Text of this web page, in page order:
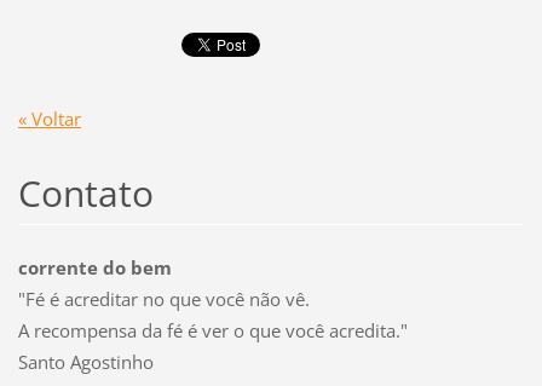
« Voltar
Contato
corrente do bem
"Fé é acreditar no que você não vê.
A recompensa da fé é ver o que você acredita."
Santo Agostinho